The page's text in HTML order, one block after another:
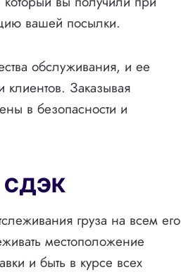
вашей посылки.
обслуживания, и ее
Заказывая
в безопасности и
СДЭК
груза на всем его
местоположение
и быть в курсе всех